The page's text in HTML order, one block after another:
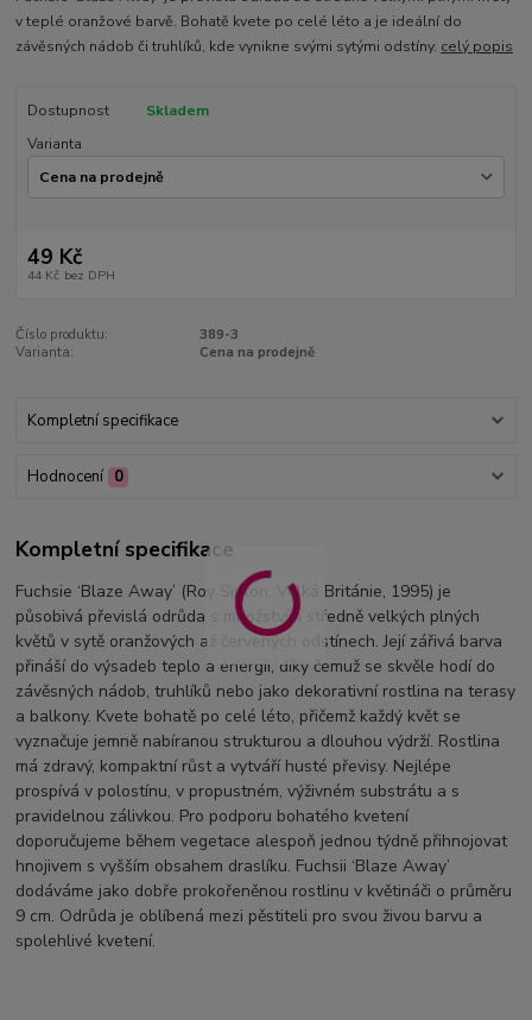
v teplé oranžové barvě. Bohatě kvete po celé léto a je ideální do
závěsných nádob či truhlíků, kde vynikne svými sytými odstíny. celý popis
Dostupnost
Skladem
Varianta
49 Kč
44 Kč bez DPH
Číslo produktu:
389-3
Varianta:
Cena na prodejně
Kompletní specifikace
Hodnocení 0
Kompletní specifikace
Fuchsie ‘Blaze Away’ (Roy Sinton, Velká Británie, 1995) je
působivá převislá odrůda s množstvím středně velkých plných
květů v sytě oranžových až červených odstínech. Její zářivá barva
přináší do výsadeb teplo a energii, díky čemuž se skvěle hodí do
závěsných nádob, truhlíků nebo jako dekorativní rostlina na terasy
a balkony. Kvete bohatě po celé léto, přičemž každý květ se
vyznačuje jemně nabíranou strukturou a dlouhou výdrží. Rostlina
má zdravý, kompaktní růst a vytváří husté převisy. Nejlépe
prospívá v polostínu, v propustném, výživném substrátu a s
pravidelnou zálivkou. Pro podporu bohatého kvetení
doporučujeme během vegetace alespoň jednou týdně přihnojovat
hnojivem s vyšším obsahem draslíku. Fuchsii ‘Blaze Away’
dodáváme jako dobře prokořeněnou rostlinu v květináči o průměru
9 cm. Odrůda je oblíbená mezi pěstiteli pro svou živou barvu a
spolehlivé kvetení.